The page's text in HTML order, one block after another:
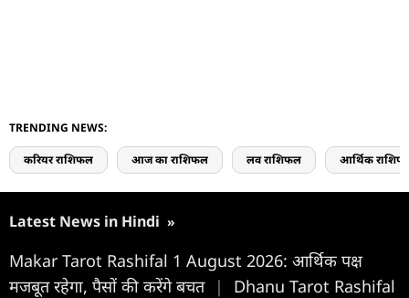
TRENDING NEWS:
करियर राशिफल आज का राशिफल लव राशिफल आर्थिक
Latest News in Hindi »
Makar Tarot Rashifal 1 August 2026: आर्थिक पक्ष
मजबूत रहेगा, पैसों की करेंगे बचत |
Dhanu Tarot Rashifal